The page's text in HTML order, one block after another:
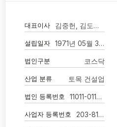
대표이사 김중헌, 김도헌 (각자 대표이사)
설립일자 1971년 05월 31일
법인구분 코스닥
산업 분류 토목 건설업
법인 등록번호 11011-0115885
사업자 등록번호 203-81-46827